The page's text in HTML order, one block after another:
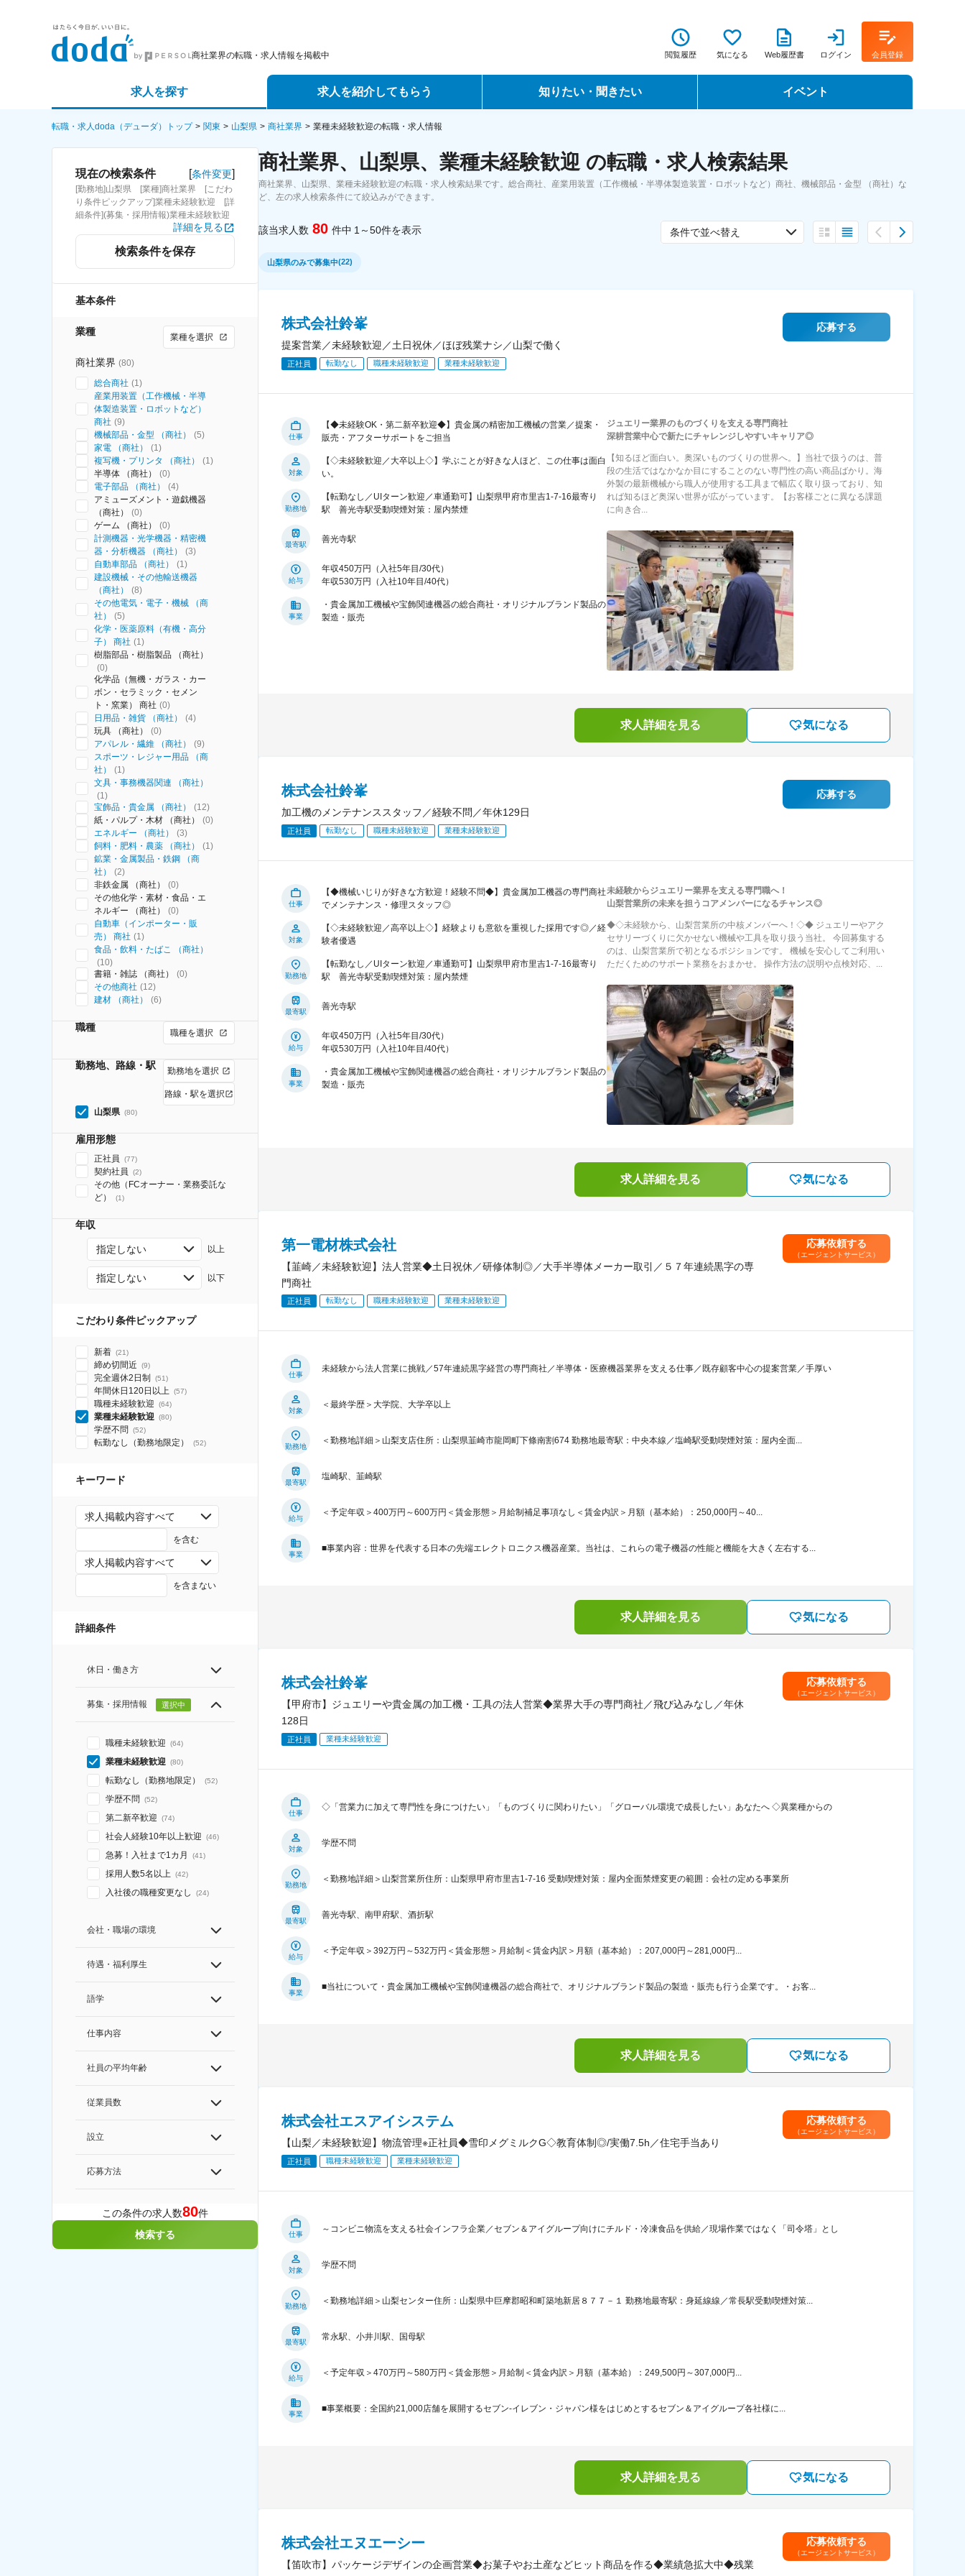
商社業界の転職・求人情報を掲載中 閲覧履歴 気になる Web履歴書 ログイン 会員登録
求人を探す
詳細条件から探す
求人特集から探す
求人を紹介してもらう
エージェントサービス
スカウトサービス
パートナーエージェントサービス
知りたい・聞きたい
データで見る転職
イベント
転職フェア
転職・求人doda（デューダ）トップ 関東 山梨県 商社業界 業種未経験歓迎の転職・求人情報
現在の検索条件 [条件変更]
[勤務地]山梨県 [業種]商社業界 [こだわ
り条件ピックアップ]業種未経験歓迎 [詳
細条件](募集・採用情報)業種未経験歓迎
詳細を見る
検索条件を保存
基本条件
業種 業種を選択
商社業界 (80)
総合商社 (1)
産業用装置（工作機械・半導
体製造装置・ロボットなど）
商社 (9)
機械部品・金型 （商社）
(5)
家電 （商社）
(1)
複写機・プリンタ （商社）
(1)
半導体 （商社）
(0)
電子部品 （商社）
(4)
アミューズメント・遊戯機器
（商社）
(0)
ゲーム （商社）
(0)
計測機器・光学機器・精密機
器・分析機器 （商社）
(3)
自動車部品 （商社）
(1)
建設機械・その他輸送機器
（商社）
(8)
その他電気・電子・機械 （商
社）
(5)
化学・医薬原料（有機・高分
子） 商社 (1)
樹脂部品・樹脂製品 （商社）
(0)
化学品（無機・ガラス・カー
ボン・セラミック・セメン
ト・窯業） 商社 (0)
日用品・雑貨 （商社）
(4)
玩具 （商社）
(0)
アパレル・繊維 （商社）
(9)
スポーツ・レジャー用品 （商
社）
(1)
文具・事務機器関連 （商社）
(1)
宝飾品・貴金属 （商社）
(12)
紙・パルプ・木材 （商社）
(0)
エネルギー （商社）
(3)
飼料・肥料・農薬 （商社）
(1)
鉱業・金属製品・鉄鋼 （商
社）
(2)
非鉄金属 （商社）
(0)
その他化学・素材・食品・エ
ネルギー （商社）
(0)
自動車（インポーター・販
売） 商社 (1)
食品・飲料・たばこ （商社）
(10)
書籍・雑誌 （商社）
(0)
その他商社 (12)
建材 （商社）
(6)
職種 職種を選択
勤務地、路線・駅 勤務地を選択
路線・駅を選択
山梨県 (80)
雇用形態
正社員 (77)
契約社員 (2)
その他（FCオーナー・業務委託な
ど）
(1)
年収
指定しない 以上
指定しない 以下
こだわり条件ピックアップ
新着 (21)
締め切間近 (9)
完全週休2日制 (51)
年間休日120日以上 (57)
職種未経験歓迎 (64)
業種未経験歓迎 (80)
学歴不問 (52)
転勤なし（勤務地限定） (52)
キーワード
求人掲載内容すべて
を含む
求人掲載内容すべて
を含まない
詳細条件
休日・働き方
募集・採用情報 選択中
職種未経験歓迎 (64)
業種未経験歓迎 (80)
転勤なし（勤務地限定） (52)
学歴不問 (52)
第二新卒歓迎 (74)
社会人経験10年以上歓迎 (46)
急募！入社まで1カ月 (41)
採用人数5名以上 (42)
入社後の職種変更なし (24)
会社・職場の環境
待遇・福利厚生
語学
仕事内容
社員の平均年齢
従業員数
設立
応募方法
この条件の求人数80件
検索する
商社業界、山梨県、業種未経験歓迎 の転職・求人検索結果
商社業界、山梨県、業種未経験歓迎の転職・求人検索結果です。総合商社、産業用装置（工作機械・半導体製造装置・ロボットなど）商社、機械部品・金型 （商社）な
ど、左の求人検索条件にて絞込みができます。
該当求人数 80 件中 1～50件を表示 条件で並べ替え
山梨県のみで募集中(22)
株式会社鈴峯
提案営業／未経験歓迎／土日祝休／ほぼ残業ナシ／山梨で働く
正社員 転勤なし 職種未経験歓迎 業種未経験歓迎
応募する
仕事
【◆未経験OK・第二新卒歓迎◆】貴金属の精密加工機械の営業／提案・
販売・アフターサポートをご担当
対象
【◇未経験歓迎／大卒以上◇】学ぶことが好きな人ほど、この仕事は面白
い。
勤務地
【転勤なし／UIターン歓迎／車通勤可】山梨県甲府市里吉1-7-16最寄り
駅 善光寺駅受動喫煙対策：屋内禁煙
最寄駅
善光寺駅
給与
年収450万円（入社5年目/30代）
年収530万円（入社10年目/40代）
事業
・貴金属加工機械や宝飾関連機器の総合商社・オリジナルブランド製品の
製造・販売
ジュエリー業界のものづくりを支える専門商社
深耕営業中心で新たにチャレンジしやすいキャリア◎
【知るほど面白い。奥深いものづくりの世界へ。】当社で扱うのは、普
段の生活ではなかなか目にすることのない専門性の高い商品ばかり。海
外製の最新機械から職人が使用する工具まで幅広く取り扱っており、知
れば知るほど奥深い世界が広がっています。【お客様ごとに異なる課題
に向き合...
求人詳細を見る 気になる
株式会社鈴峯
加工機のメンテナンススタッフ／経験不問／年休129日
正社員 転勤なし 職種未経験歓迎 業種未経験歓迎
応募する
仕事
【◆機械いじりが好きな方歓迎！経験不問◆】貴金属加工機器の専門商社
でメンテナンス・修理スタッフ◎
対象
【◇未経験歓迎／高卒以上◇】経験よりも意欲を重視した採用です◎／経
験者優遇
勤務地
【転勤なし／UIターン歓迎／車通勤可】山梨県甲府市里吉1-7-16最寄り
駅 善光寺駅受動喫煙対策：屋内禁煙
最寄駅
善光寺駅
給与
年収450万円（入社5年目/30代）
年収530万円（入社10年目/40代）
事業
・貴金属加工機械や宝飾関連機器の総合商社・オリジナルブランド製品の
製造・販売
未経験からジュエリー業界を支える専門職へ！
山梨営業所の未来を担うコアメンバーになるチャンス◎
◆◇未経験から、山梨営業所の中核メンバーへ！◇◆ ジュエリーやアク
セサリーづくりに欠かせない機械や工具を取り扱う当社。 今回募集する
のは、山梨営業所で初となるポジションです。 機械を安心してご利用い
ただくためのサポート業務をおまかせ。 操作方法の説明や点検対応、...
求人詳細を見る 気になる
第一電材株式会社
【韮崎／未経験歓迎】法人営業◆土日祝休／研修体制◎／大手半導体メーカー取引／５７年連続黒字の専
門商社
正社員 転勤なし 職種未経験歓迎 業種未経験歓迎
応募依頼する
（エージェントサービス）
仕事
未経験から法人営業に挑戦／57年連続黒字経営の専門商社／半導体・医療機器業界を支える仕事／既存顧客中心の提案営業／手厚い
対象
＜最終学歴＞大学院、大学卒以上
勤務地
＜勤務地詳細＞山梨支店住所：山梨県韮崎市龍岡町下條南割674 勤務地最寄駅：中央本線／塩崎駅受動喫煙対策：屋内全面...
最寄駅
塩崎駅、韮崎駅
給与
＜予定年収＞400万円～600万円＜賃金形態＞月給制補足事項なし＜賃金内訳＞月額（基本給）：250,000円～40...
事業
■事業内容：世界を代表する日本の先端エレクトロニクス機器産業。当社は、これらの電子機器の性能と機能を大きく左右する...
求人詳細を見る 気になる
株式会社鈴峯
【甲府市】ジュエリーや貴金属の加工機・工具の法人営業◆業界大手の専門商社／飛び込みなし／年休
128日
正社員 業種未経験歓迎
応募依頼する
（エージェントサービス）
仕事
◇「営業力に加えて専門性を身につけたい」「ものづくりに関わりたい」「グローバル環境で成長したい」あなたへ ◇異業種からの
対象
学歴不問
勤務地
＜勤務地詳細＞山梨営業所住所：山梨県甲府市里吉1-7-16 受動喫煙対策：屋内全面禁煙変更の範囲：会社の定める事業所
最寄駅
善光寺駅、南甲府駅、酒折駅
給与
＜予定年収＞392万円～532万円＜賃金形態＞月給制＜賃金内訳＞月額（基本給）：207,000円～281,000円...
事業
■当社について・貴金属加工機械や宝飾関連機器の総合商社で、オリジナルブランド製品の製造・販売も行う企業です。・お客...
求人詳細を見る 気になる
株式会社エスアイシステム
【山梨／未経験歓迎】物流管理※正社員◆雪印メグミルクG◇教育体制◎/実働7.5h／住宅手当あり
正社員 職種未経験歓迎 業種未経験歓迎
応募依頼する
（エージェントサービス）
仕事
～コンビニ物流を支える社会インフラ企業／セブン＆アイグループ向けにチルド・冷凍食品を供給／現場作業ではなく「司令塔」とし
対象
学歴不問
勤務地
＜勤務地詳細＞山梨センター住所：山梨県中巨摩郡昭和町築地新居８７７－１ 勤務地最寄駅：身延線線／常長駅受動喫煙対策...
最寄駅
常永駅、小井川駅、国母駅
給与
＜予定年収＞470万円～580万円＜賃金形態＞月給制＜賃金内訳＞月額（基本給）：249,500円～307,000円...
事業
■事業概要：全国約21,000店舗を展開するセブン-イレブン・ジャパン様をはじめとするセブン＆アイグループ各社様に...
求人詳細を見る 気になる
株式会社エヌエーシー
【笛吹市】パッケージデザインの企画営業◆お菓子やお土産などヒット商品を作る◆業績急拡大中◆残業
応募依頼する
（エージェントサービス）